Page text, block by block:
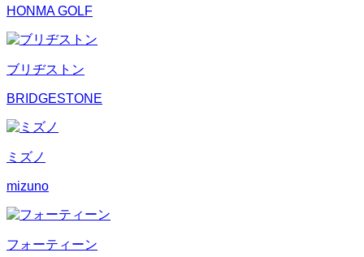
HONMA GOLF
ブリヂストン
BRIDGESTONE
ミズノ
mizuno
フォーティーン